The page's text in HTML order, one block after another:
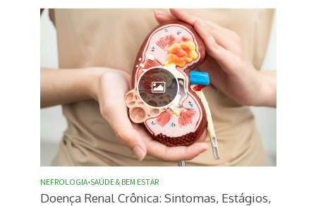
NEFROLOGIA•SAÚDE & BEM ESTAR
Doença Renal Crônica: Sintomas, Estágios,